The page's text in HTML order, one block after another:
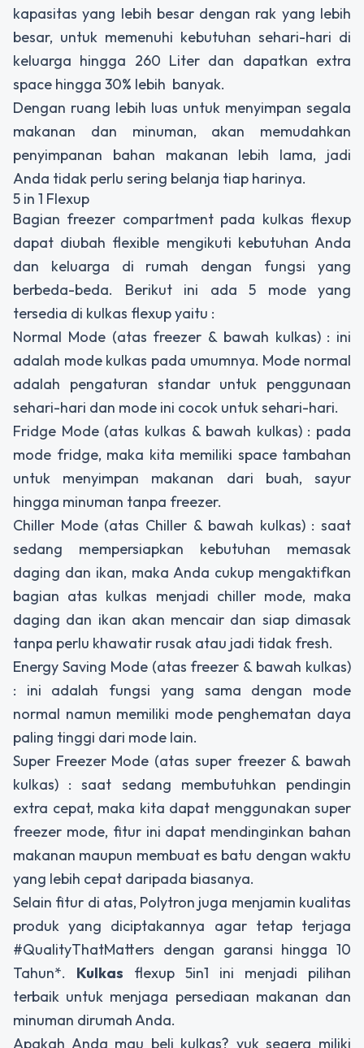
kapasitas yang lebih besar dengan rak yang lebih
besar, untuk memenuhi kebutuhan sehari-hari di
keluarga hingga 260 Liter dan dapatkan extra
space hingga 30% lebih banyak.
Dengan ruang lebih luas untuk menyimpan segala
makanan dan minuman, akan memudahkan
penyimpanan bahan makanan lebih lama, jadi
Anda tidak perlu sering belanja tiap harinya.
5 in 1 Flexup
Bagian freezer compartment pada kulkas flexup
dapat diubah flexible mengikuti kebutuhan Anda
dan keluarga di rumah dengan fungsi yang
berbeda-beda. Berikut ini ada 5 mode yang
tersedia di kulkas flexup yaitu :
Normal Mode (atas freezer & bawah kulkas) : ini
adalah mode kulkas pada umumnya. Mode normal
adalah pengaturan standar untuk penggunaan
sehari-hari dan mode ini cocok untuk sehari-hari.
Fridge Mode (atas kulkas & bawah kulkas) : pada
mode fridge, maka kita memiliki space tambahan
untuk menyimpan makanan dari buah, sayur
hingga minuman tanpa freezer.
Chiller Mode (atas Chiller & bawah kulkas) : saat
sedang mempersiapkan kebutuhan memasak
daging dan ikan, maka Anda cukup mengaktifkan
bagian atas kulkas menjadi chiller mode, maka
daging dan ikan akan mencair dan siap dimasak
tanpa perlu khawatir rusak atau jadi tidak fresh.
Energy Saving Mode (atas freezer & bawah kulkas)
: ini adalah fungsi yang sama dengan mode
normal namun memiliki mode penghematan daya
paling tinggi dari mode lain.
Super Freezer Mode (atas super freezer & bawah
kulkas) : saat sedang membutuhkan pendingin
extra cepat, maka kita dapat menggunakan super
freezer mode, fitur ini dapat mendinginkan bahan
makanan maupun membuat es batu dengan waktu
yang lebih cepat daripada biasanya.
Selain fitur di atas, Polytron juga menjamin kualitas
produk yang diciptakannya agar tetap terjaga
#QualityThatMatters dengan garansi hingga 10
Tahun*. Kulkas flexup 5in1 ini menjadi pilihan
terbaik untuk menjaga persediaan makanan dan
minuman dirumah Anda.
Apakah Anda mau beli kulkas? yuk segera miliki